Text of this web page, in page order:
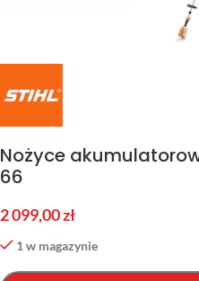
Nożyce
66
2 099,00zł
1 w magazynie